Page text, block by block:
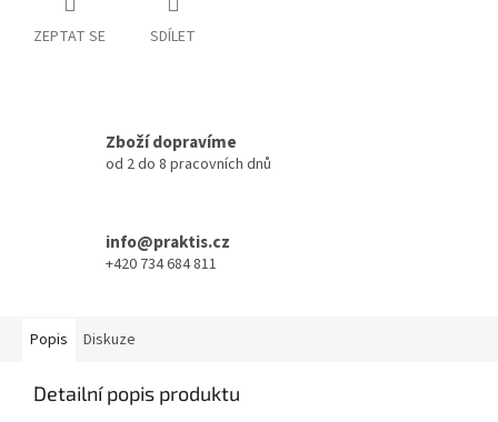
ZEPTAT SE SDÍLET
Zboží dopravíme
od 2 do 8 pracovních dnů
info@praktis.cz
+420 734 684 811
Popis Diskuze
Detailní popis produktu